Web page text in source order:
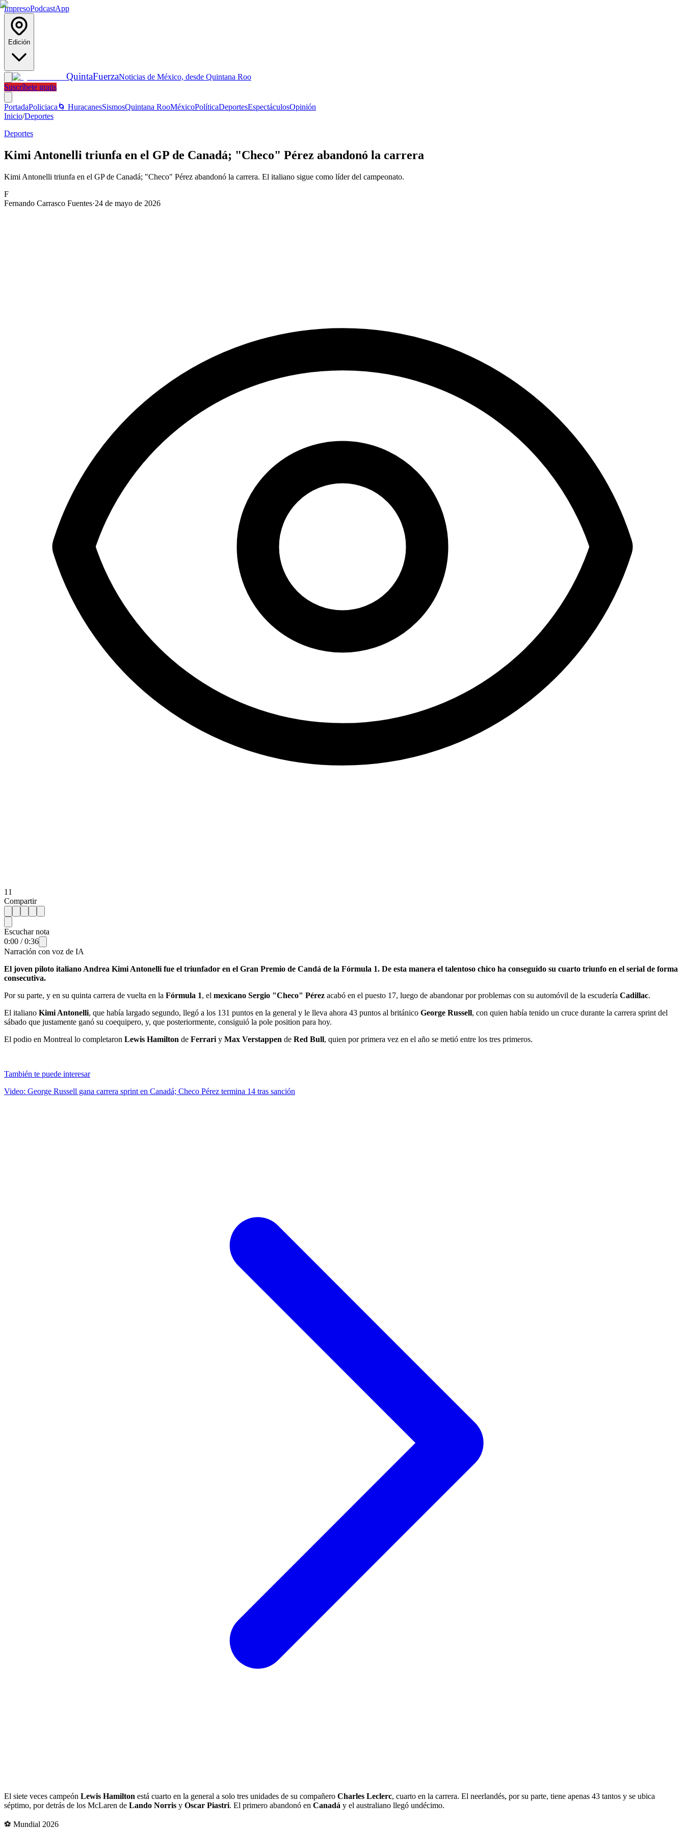
ImpresoPodcastApp
Edición
QuintaFuerzaNoticias de México, desde Quintana Roo
Suscríbete gratis
PortadaPoliciaca 🌀 HuracanesSismosQuintana RooMéxicoPolíticaDeportesEspectáculosOpinión
Inicio/Deportes
Deportes
Kimi Antonelli triunfa en el GP de Canadá; "Checo" Pérez abandonó la carrera
Kimi Antonelli triunfa en el GP de Canadá; "Checo" Pérez abandonó la carrera. El italiano sigue como líder del campeonato.
F
Fernando Carrasco Fuentes·24 de mayo de 2026
11
Compartir
Escuchar nota
0:00 /0:36
Narración con voz de IA
El joven piloto italiano Andrea Kimi Antonelli fue el triunfador en el Gran Premio de Candá de la Fórmula 1. De esta manera el talentoso chico ha conseguido su cuarto triunfo en el serial de forma
consecutiva.
Por su parte, y en su quinta carrera de vuelta en la Fórmula 1, el mexicano Sergio "Checo" Pérez acabó en el puesto 17, luego de abandonar por problemas con su automóvil de la escudería Cadillac.
El italiano Kimi Antonelli, que había largado segundo, llegó a los 131 puntos en la general y le lleva ahora 43 puntos al británico George Russell, con quien había tenido un cruce durante la carrera sprint del
sábado que justamente ganó su coequipero, y, que posteriormente, consiguió la pole position para hoy.
El podio en Montreal lo completaron Lewis Hamilton de Ferrari y Max Verstappen de Red Bull, quien por primera vez en el año se metió entre los tres primeros.
También te puede interesar
Video: George Russell gana carrera sprint en Canadá; Checo Pérez termina 14 tras sanción
El siete veces campeón Lewis Hamilton está cuarto en la general a solo tres unidades de su compañero Charles Leclerc, cuarto en la carrera. El neerlandés, por su parte, tiene apenas 43 tantos y se ubica
séptimo, por detrás de los McLaren de Lando Norris y Oscar Piastri. El primero abandonó en Canadá y el australiano llegó undécimo.
⚽ Mundial 2026